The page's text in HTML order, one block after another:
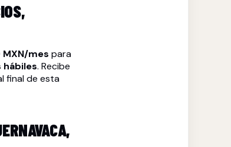
mes para
hábiles. Recibe
final de esta